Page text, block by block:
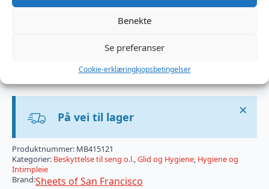
Benekte
Se preferanser
Cookie-erklæringkjopsbetingelser
Merk: Enkelte produkter, som farget voks, kan gi
flekker. Fargestoffer kan også overføres fra klær, PVC,
først eller kontakt oss for en stoffprøve.
Produsert i Storbritannia
På vei til lager ×
Produktnummer: MB415121
Kategorier: Beskyttelse til seng o.l.,Glid og Hygiene, Hygiene og
Intimpleie
Brand:Sheets of San Francisco